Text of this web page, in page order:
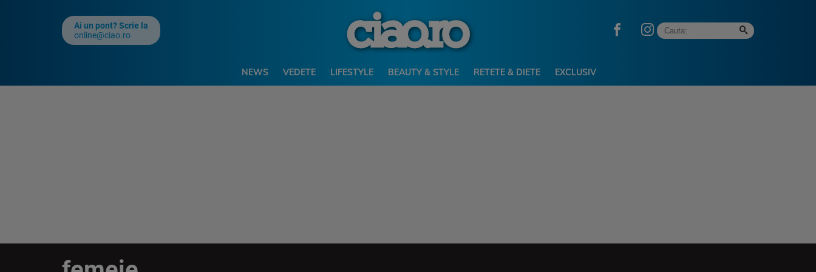
Ai un pont? Scrie la
online@ciao.ro
NEWS VEDETE LIFESTYLE BEAUTY & STYLE RETETE & DIETE EXCLUSIV